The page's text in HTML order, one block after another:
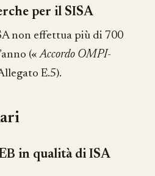
per il SISA
non effettua più di 700
(«Accordo OMPI-
E.5).
in qualità di ISA